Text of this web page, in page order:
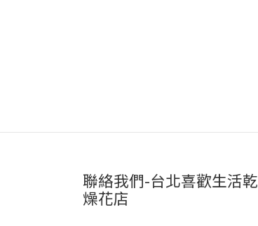
聯絡我們-台北喜歡生活乾
燥花店